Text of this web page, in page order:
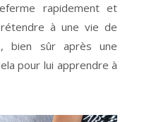
rapidement et
à une vie de
bien sûr après une
pour lui apprendre à